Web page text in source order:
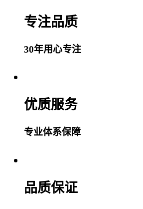
专注品质
30年用心专注
优质服务
专业体系保障
品质保证